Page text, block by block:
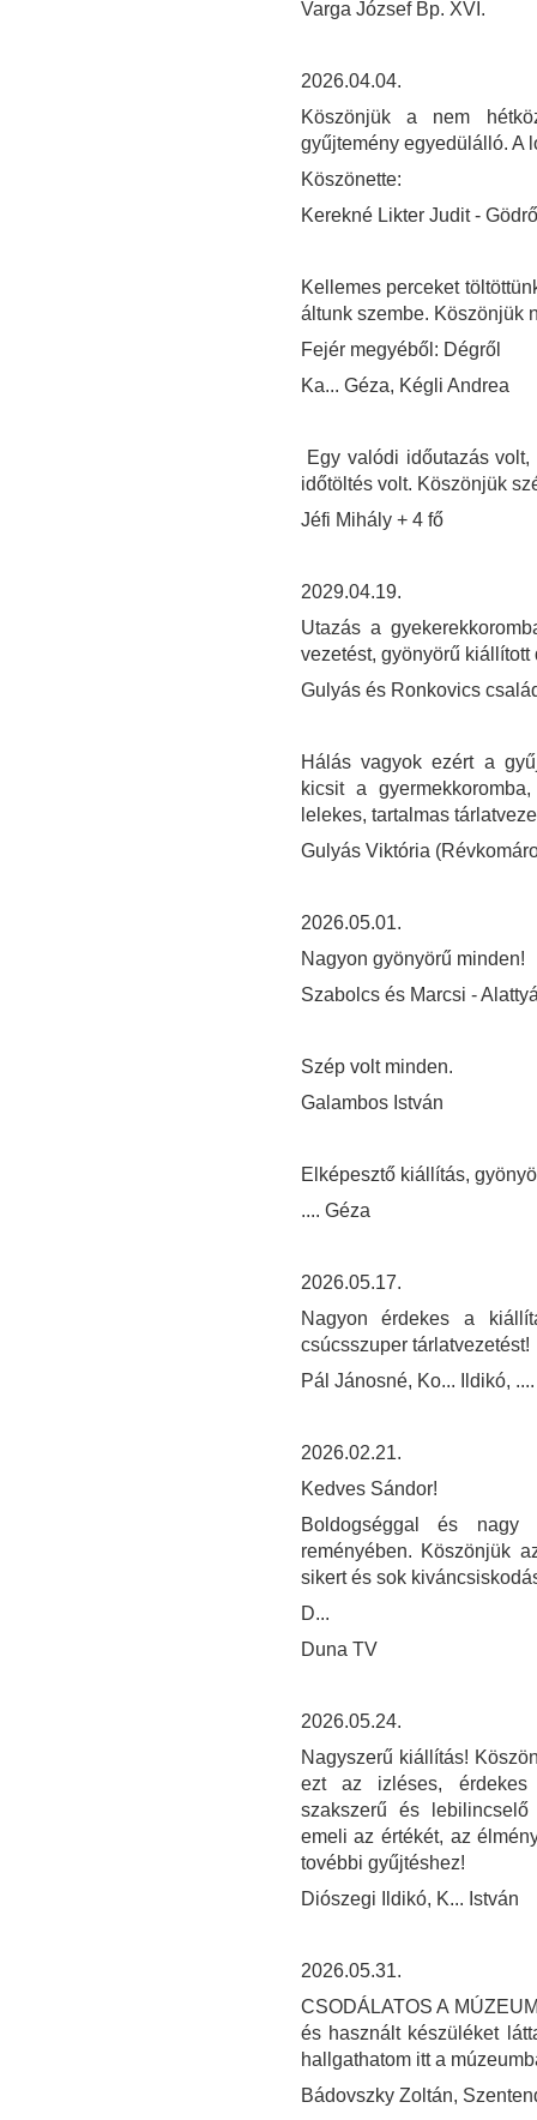
Varga József Bp. XVI.
2026.04.04.
Köszönjük a nem
gyűjtemény egyedülálló. A
Köszönette:
Kerekné Likter Judit -
Kellemes perceket
áltunk szembe. Köszönjük
Fejér megyéből: Dégről
Ka... Géza, Kégli Andrea
Egy valódi időutazás
időtöltés volt. Köszönjük
Jéfi Mihály + 4 fő
2029.04.19.
Utazás a
vezetést, gyönyörű
Gulyás és Ronkovics
Hálás vagyok ezért a
kicsit a
lelekes, tartalmas
Gulyás Viktória
2026.05.01.
Nagyon gyönyörű minden!
Szabolcs és Marcsi -
Szép volt minden.
Galambos István
Elképesztő kiállítás,
.... Géza
2026.05.17.
Nagyon érdekes a
csúcsszuper tárlatvezetést!
Pál Jánosné, Ko... Ildikó,
2026.02.21.
Kedves Sándor!
Boldogséggal és nagy
reményében. Köszönjük
sikert és sok
D...
Duna TV
2026.05.24.
Nagyszerű kiállítás!
ezt az izléses, érdekes
szakszerű és
emeli az értékét, az
tovébbi gyűjtéshez!
Diószegi Ildikó, K... István
2026.05.31.
CSODÁLATOS A
és használt készüléket
hallgathatom itt a
Bádovszky Zoltán,